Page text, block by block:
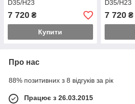
D35/H23
7 720 ₴
Купити
D35/H23
7 720₴
Про нас
88% позитивних з 8 відгуків за рік
Працює з 26.03.2015